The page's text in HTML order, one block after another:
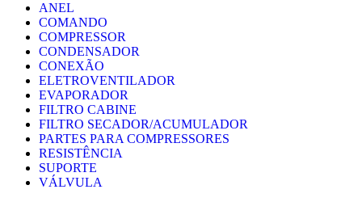
ANEL
COMANDO
COMPRESSOR
CONDENSADOR
CONEXÃO
ELETROVENTILADOR
EVAPORADOR
FILTRO CABINE
FILTRO SECADOR/ACUMULADOR
PARTES PARA COMPRESSORES
RESISTÊNCIA
SUPORTE
VÁLVULA